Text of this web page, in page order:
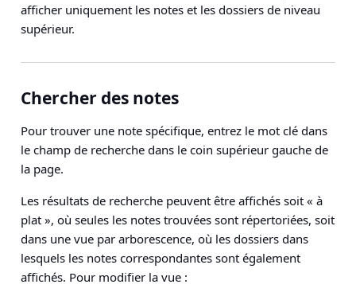
afficher uniquement les notes et les dossiers de niveau
supérieur.
Chercher des notes
Pour trouver une note spécifique, entrez le mot clé dans
le champ de recherche dans le coin supérieur gauche de
la page.
Les résultats de recherche peuvent être affichés soit « à
plat », où seules les notes trouvées sont répertoriées, soit
dans une vue par arborescence, où les dossiers dans
lesquels les notes correspondantes sont également
affichés. Pour modifier la vue :